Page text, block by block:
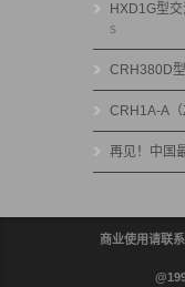
HXD1G型
s
CRH380D
CRH1A-A（
再见！中国
商业使用请联